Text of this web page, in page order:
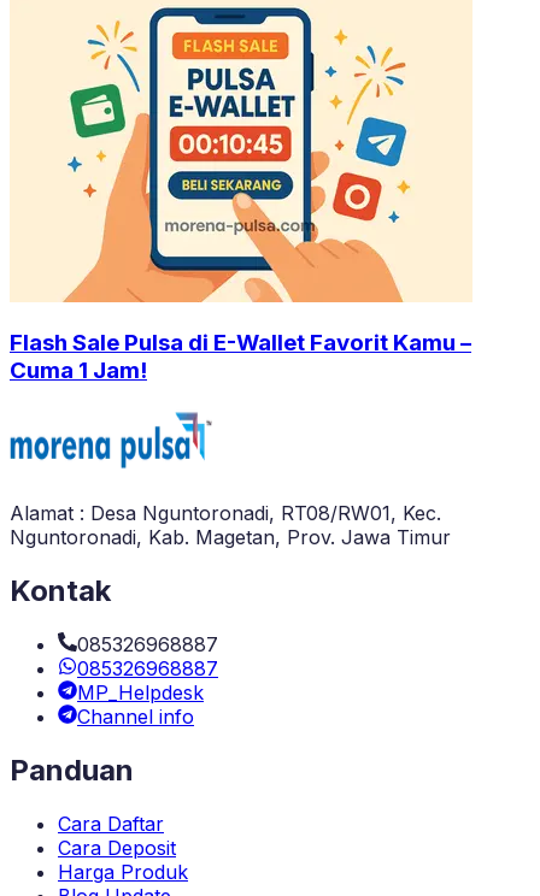
Flash Sale Pulsa di E-Wallet Favorit Kamu –
Cuma 1 Jam!
Alamat : Desa Nguntoronadi, RT08/RW01, Kec.
Nguntoronadi, Kab. Magetan, Prov. Jawa Timur
Kontak
085326968887
085326968887
MP_Helpdesk
Channel info
Panduan
Cara Daftar
Cara Deposit
Harga Produk